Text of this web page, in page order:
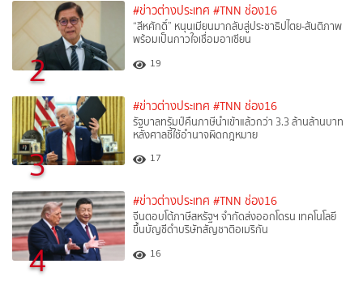
2
#ข่าวต่างประเทศ #TNN ช่อง16
“สีหศักดิ์”​ หนุนเมียนมากลับสู่ประชาธิปไตย-สันติภาพ
พร้อมเป็นกาวใจเชื่อมอาเซียน
19
3
#ข่าวต่างประเทศ #TNN ช่อง16
รัฐบาลทรัมป์คืนภาษีนำเข้าแล้วกว่า 3.3 ล้านล้านบาท
หลังศาลชี้ใช้อำนาจผิดกฎหมาย
17
4
#ข่าวต่างประเทศ #TNN ช่อง16
จีนตอบโต้ภาษีสหรัฐฯ จำกัดส่งออกโดรน เทคโนโลยี
ขึ้นบัญชีดำบริษัทสัญชาติอเมริกัน
16